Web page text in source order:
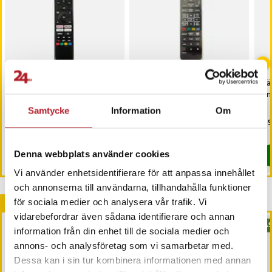
Samtycke Information Om
Denna webbplats använder cookies
Vi använder enhetsidentifierare för att anpassa innehållet
och annonserna till användarna, tillhandahålla funktioner
för sociala medier och analysera vår trafik. Vi
vidarebefordrar även sådana identifierare och annan
information från din enhet till de sociala medier och
annons- och analysföretag som vi samarbetar med.
Dessa kan i sin tur kombinera informationen med annan
Fjärrkontroll RC45160 till
apparater
Köp
apparater
Andra köpte också
BÄSTSÄLJARE